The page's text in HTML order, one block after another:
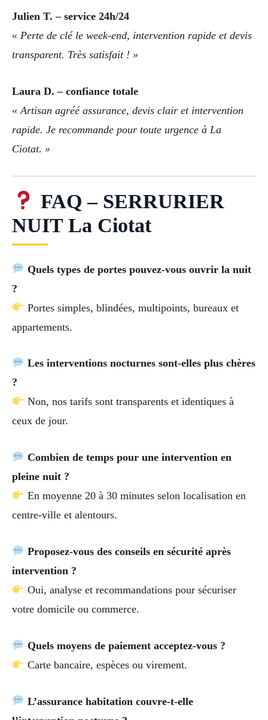
Julien T. – service 24h/24
« Perte de clé le week-end, intervention rapide et devis
transparent. Très satisfait ! »
Laura D. – confiance totale
« Artisan agréé assurance, devis clair et intervention
rapide. Je recommande pour toute urgence à La
Ciotat. »
FAQ – SERRURIER
NUIT La Ciotat
Quels types de portes pouvez-vous ouvrir la nuit
?
Portes simples, blindées, multipoints, bureaux et
appartements.
Les interventions nocturnes sont-elles plus chères
?
Non, nos tarifs sont transparents et identiques à
ceux de jour.
Combien de temps pour une intervention en
pleine nuit ?
En moyenne 20 à 30 minutes selon localisation en
centre-ville et alentours.
Proposez-vous des conseils en sécurité après
intervention ?
Oui, analyse et recommandations pour sécuriser
votre domicile ou commerce.
Quels moyens de paiement acceptez-vous ?
Carte bancaire, espèces ou virement.
L’assurance habitation couvre-t-elle